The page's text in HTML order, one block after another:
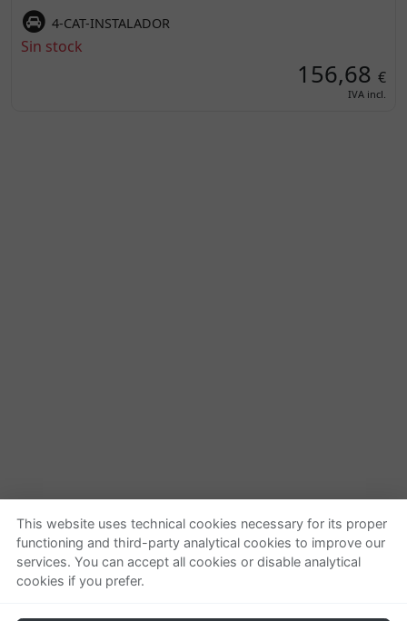
4-CAT-INSTALADOR
Sin stock
156,68 €
IVA incl.
Quienes somos
Empresa
Ayuda
This website uses technical cookies necessary for its proper
functioning and third-party analytical cookies to improve our
services. You can accept all cookies or disable analytical
cookies if you prefer.